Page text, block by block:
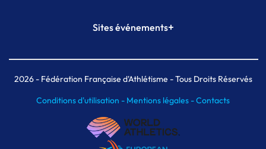
Plateforme Formation
Sites événements+
Meeting de Paris indoor
MAIF Ekiden de Paris
2026- Fédération Française d'Athlétisme - Tous Droits Réservés
Conditions d'utilisation - Mentions légales -Contacts